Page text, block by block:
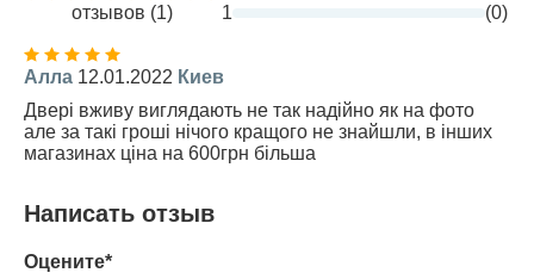
отзывов (1)
1
(0)
Алла 12.01.2022 Киев
Двері вживу виглядають не так надійно як на фото
але за такі гроші нічого кращого не знайшли, в інших
магазинах ціна на 600грн більша
Написать отзыв
Оцените*